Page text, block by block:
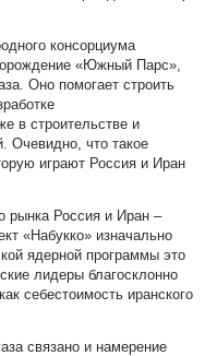
консорциума
«Южный Парс»,
Оно помогает строить
в строительстве и
Очевидно, что такое
играют Россия и Иран
рынка Россия и Иран –
«Набукко» изначально
ядерной программы это
лидеры благосклонно
себестоимость иранского
связано и намерение